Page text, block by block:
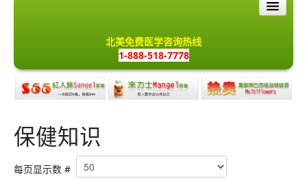
产品介绍
网上订购
销售网络
多媒体讲座与介绍
北美免费医学咨询热线
1-888-518-7778
保健知识
每页显示数 #